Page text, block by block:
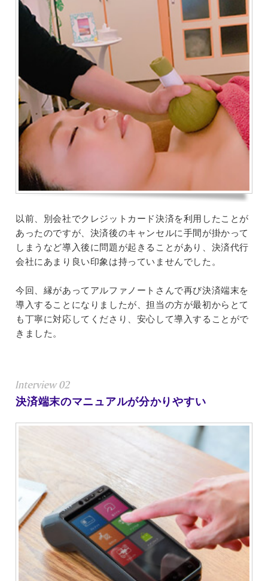
以前、別会社でクレジットカード決済を利用したことが
あったのですが、決済後のキャンセルに手間が掛かって
しまうなど導入後に問題が起きることがあり、決済代行
会社にあまり良い印象は持っていませんでした。
今回、縁があってアルファノートさんで再び決済端末を
導入することになりましたが、担当の方が最初からとて
も丁寧に対応してくださり、安心して導入することがで
きました。
決済端末のマニュアルが分かりやすい